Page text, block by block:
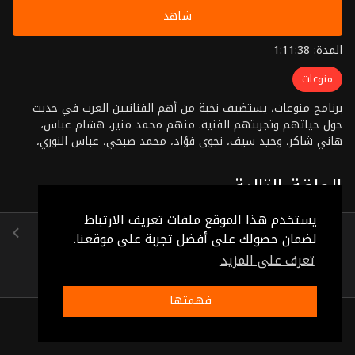
يستخدم هذا الموقع ملفات تعريف الارتباط
لضمان حصولك على أفضل تجربة على موقعنا.
تعرف على المزيد
فهمتها
شاهد
المدة: 1:11:38
منوعات
برنامج منوعات، يستضيف نخبة من أهم الفنانيين العرب في حديث
حول حياتهم وتجربتهم الفنية. منهم محمد منير، هشام عباس،
هاني شاكر، وحيد سيف، نجوى فؤاد، محمد صبحي، عباس النوري،
إخراج: أحمد ربيع
الحلقة التالية
جالا فهمى
(1:15:24)